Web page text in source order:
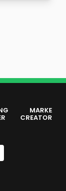
MARKE
CREATOR